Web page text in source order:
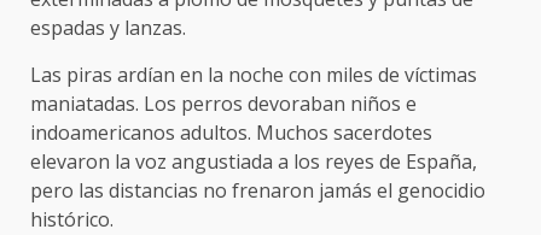
espadas y lanzas.
Las piras ardían en la noche con miles de víctimas
maniatadas. Los perros devoraban niños e
indoamericanos adultos. Muchos sacerdotes
elevaron la voz angustiada a los reyes de España,
pero las distancias no frenaron jamás el genocidio
histórico.